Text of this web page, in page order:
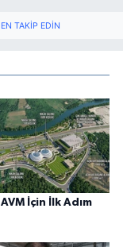
TAKIP EDIN
İçin İlk Adım